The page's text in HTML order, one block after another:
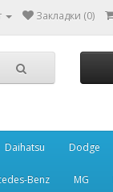
Закладки (0)
Daihatsu Dodge
Benz MG